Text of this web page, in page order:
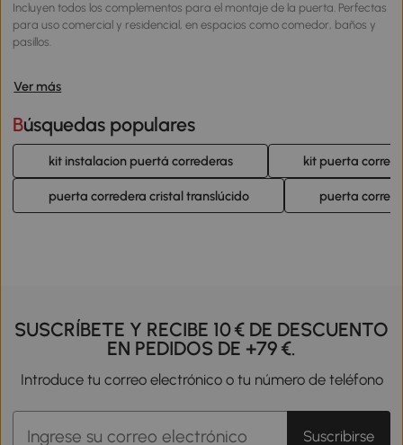
Incluyen todos los complementos para el montaje de la puerta. Perfectas
para uso comercial y residencial, en espacios como comedor, baños y
pasillos.
Ver más
Búsquedas populares
kit instalacion puertá correderas kit puerta
puerta corredera cristal translúcido puerta
SUSCRÍBETE Y RECIBE 10 € DE DESCUENTO
EN PEDIDOS DE +79 €.
Introduce tu correo electrónico o tu número de teléfono
Suscribirse